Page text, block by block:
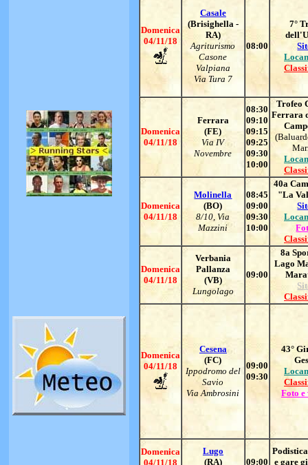
Domenica
04/11/18
Casale
(Brisighella -
RA)
Agriturismo
Casone
Valpiana
Via Tura 7
08:00
7°
Domenica
04/11/18
Ferrara
(FE)
Via IV
Novembre
08:30
09:10
09:15
09:25
09:30
10:00
Trofeo
Ferrara
Domenica
04/11/18
Molinella
(BO)
8/10, Via
Mazzini
08:45
09:00
09:30
10:00
40a
"La
Domenica
04/11/18
Verbania
Pallanza
(VB)
Lungolago
09:00
8a
Lago
Domenica
04/11/18
Cesena
(FC)
Ippodromo del
Savio
Via Ambrosini
09:00
09:30
43°
Foto e
Domenica
04/11/18
Lugo
(RA)
09:00
e gare